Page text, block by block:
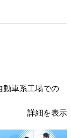
車系工場での
詳細を表示